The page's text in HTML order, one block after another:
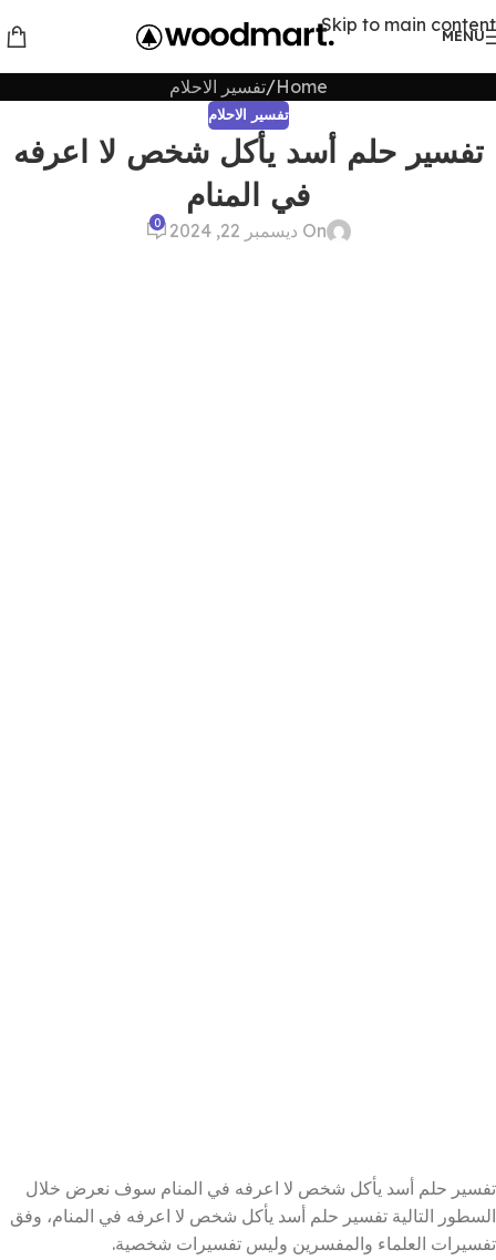
Skip to main content
MENU
Home تفسير الاحلام
تفسير الاحلام
تفسير حلم أسد يأكل شخص لا اعرفه
في المنام
On ديسمبر 22, 2024 0
تفسير حلم أسد يأكل شخص لا اعرفه في المنام سوف نعرض خلال
السطور التالية تفسير حلم أسد يأكل شخص لا اعرفه في المنام، وفق
تفسيرات العلماء والمفسرين وليس تفسيرات شخصية.